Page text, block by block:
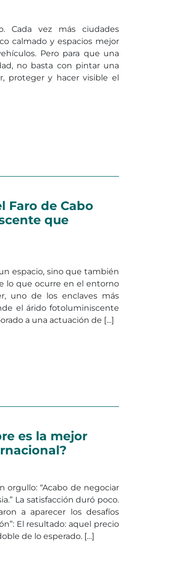
Cada vez más ciudades
calmado y espacios mejor
Pero para que una
no basta con pintar una
proteger y hacer visible el
Faro de Cabo
que
espacio, sino que también
lo que ocurre en el entorno
uno de los enclaves más
el árido fotoluminiscente
a una actuación de […]
es la mejor
orgullo: “Acabo de negociar
La satisfacción duró poco.
a aparecer los desafíos
El resultado: aquel precio
de lo esperado. […]